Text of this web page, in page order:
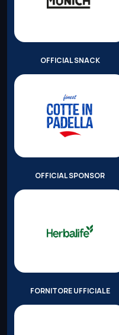
OFFICIAL SNACK
OFFICIAL SPONSOR
FORNITORE UFFICIALE